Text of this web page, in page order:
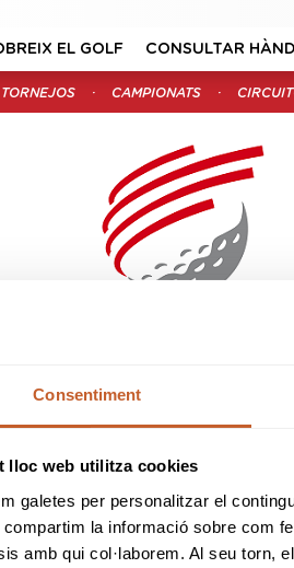
Consentiment
lloc web utilitza cookies
galetes per personalitzar el
compartim la informació sobre com
amb qui col·laborem. Al seu torn,
EL GOLF CONSULTAR
TORNEJOS CAMPIONATS
CATEGORÍA 2022